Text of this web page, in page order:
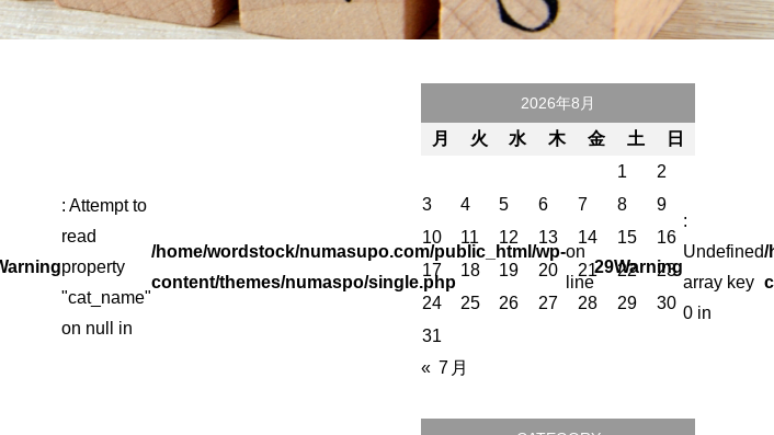
: Attempt to
read
property
"cat_name"
on null in
/home/wordstock/numasupo.com/public_html/wp-
content/themes/numaspo/single.php
on
line
29Warning
:
Undefined
array key
0 in
/
2026年8月
月 火 水 木 金 土
日
1
2
3
4 5 6 7 8
9
10
11 12 13 14 15
16
17
18 19 20 21 22
23
24
25 26 27 28 29
30
31
« 7月